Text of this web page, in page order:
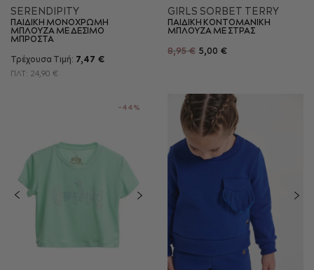
SERENDIPITY
ΠΑΙΔΙΚΗ ΜΟΝΟΧΡΩΜΗ
ΜΠΛΟΥΖΑ ΜΕ ΔΕΣΙΜΟ
ΜΠΡΟΣΤΑ
Τρέχουσα Τιμή: 7,47 €
ΠΛΤ: 24,90 €
GIRLS SORBET TERRY
ΠΑΙΔΙΚΗ KONTOMANIKΗ
ΜΠΛΟΥΖΑ ME ΣΤΡΑΣ
8,95 € 5,00 €
-44%